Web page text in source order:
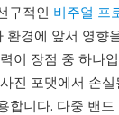
구적인 비주얼 프
환경에 앞서 영향
이 장점 중 하나
진 포맷에서 손
합니다. 다중 밴